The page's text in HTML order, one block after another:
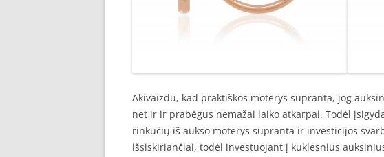
Akivaizdu, kad praktiškos moterys supranta, jog
net ir ir prabėgus nemažai laiko atkarpai. Todėl
rinkučių iš aukso moterys supranta ir investicijos
išsiskiriančiai, todėl investuojant į kuklesnius